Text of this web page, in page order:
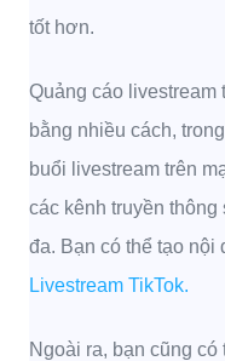
tốt hơn.
Quảng cáo livestream
bằng nhiều cách,
buổi livestream trên
các kênh truyền
đa. Bạn có thể tạo nội
Livestream TikTok.
Ngoài ra, bạn cũng